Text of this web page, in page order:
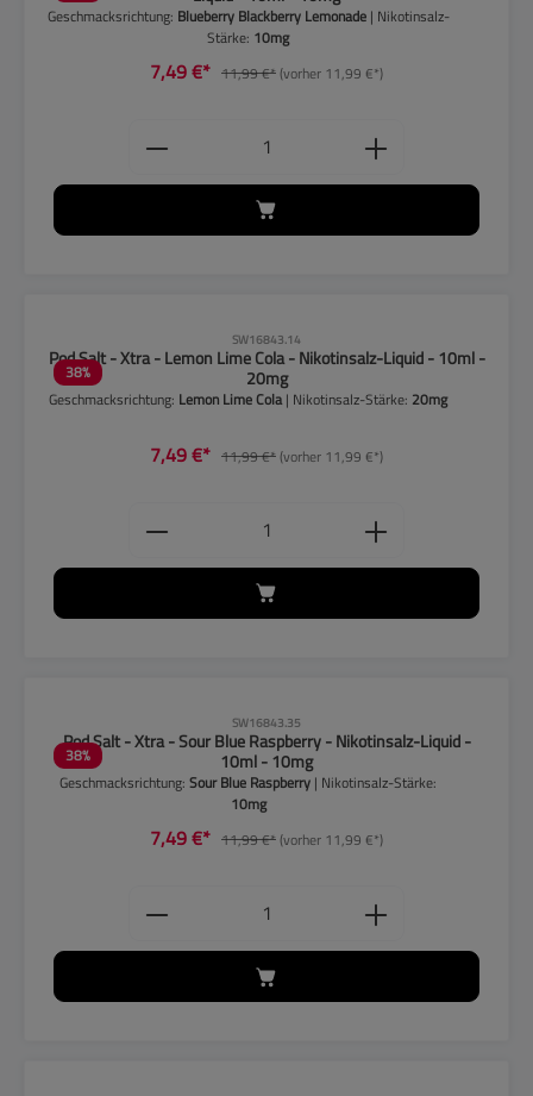
Geschmacksrichtung: Blueberry Blackberry Lemonade | Nikotinsalz-
Stärke: 10mg
7,49 €* 11,99 €*(vorher 11,99 €*)
Produkt Anzahl: Gib den
38%
SW16843.14
Pod Salt - Xtra - Lemon Lime Cola - Nikotinsalz-Liquid - 10ml -
20mg
Geschmacksrichtung: Lemon Lime Cola| Nikotinsalz-Stärke: 20mg
7,49 €* 11,99 €*(vorher 11,99 €*)
Produkt Anzahl: Gib den
38%
SW16843.35
Pod Salt - Xtra - Sour Blue Raspberry - Nikotinsalz-Liquid -
10ml - 10mg
Geschmacksrichtung:Sour Blue Raspberry | Nikotinsalz-Stärke:
10mg
7,49 €* 11,99 €*(vorher 11,99 €*)
Produkt Anzahl: Gib den